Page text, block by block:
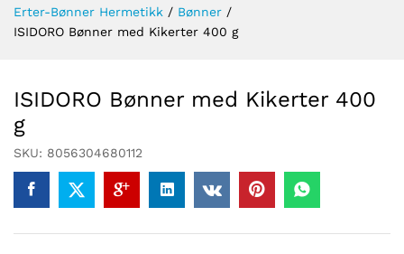
Erter-Bønner Hermetikk / Bønner /
ISIDORO Bønner med Kikerter 400 g
ISIDORO Bønner med Kikerter 400
g
SKU: 8056304680112